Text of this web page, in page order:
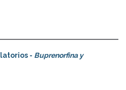
- Buprenorfina y